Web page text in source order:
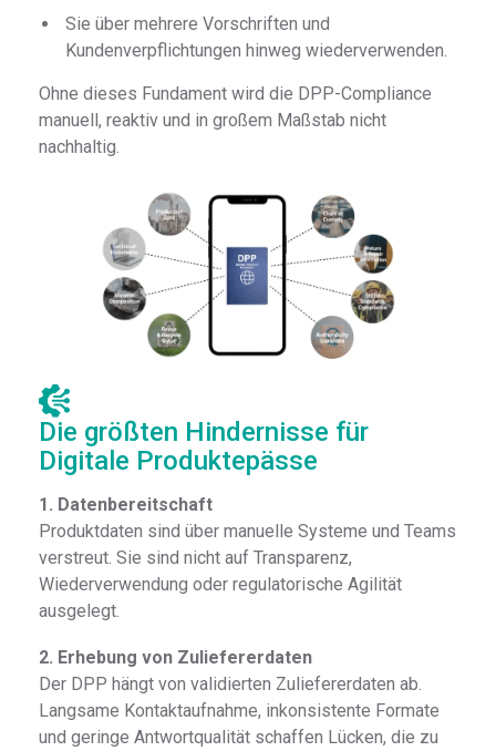
Sie über mehrere Vorschriften und
Kundenverpflichtungen hinweg wiederverwenden.
Ohne dieses Fundament wird die DPP-Compliance
manuell, reaktiv und in großem Maßstab nicht
nachhaltig.
Die größten Hindernisse für
Digitale Produktepässe
1. Datenbereitschaft
Produktdaten sind über manuelle Systeme und Teams
verstreut. Sie sind nicht auf Transparenz,
Wiederverwendung oder regulatorische Agilität
ausgelegt.
2. Erhebung von Zuliefererdaten
Der DPP hängt von validierten Zuliefererdaten ab.
Langsame Kontaktaufnahme, inkonsistente Formate
und geringe Antwortqualität schaffen Lücken, die zu